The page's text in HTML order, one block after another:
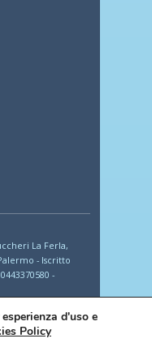
La Ferla,
- Iscritto
-
d'uso e
Policy